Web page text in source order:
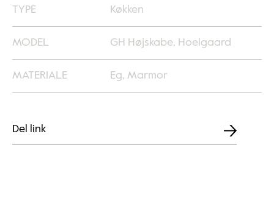
TYPE Køkken
MODEL GH Højskabe, Hoelgaard
MATERIALE Eg, Marmor
Del link